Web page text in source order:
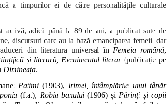
a timpurilor ei de către personalitățile culturale
activă, adică până la 89 de ani, a publicat sute de
discursuri care au la bază emanciparea femeii, dar
din literatura universalîn Femeia română,
și literară, Evenimentul literar(publicație pe
Dimineața.
Patimi (1903), Irimel, întâmplările unui tânăr
(f.a.), Robia banului (1906) și Părinți și copii